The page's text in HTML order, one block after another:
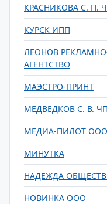
КРАСНИКОВА С. П.
КУРСК ИПП
ЛЕОНОВ
АГЕНТСТВО
МАЭСТРО-ПРИНТ
МЕДВЕДКОВ С. В. ЧП
МЕДИА-ПИЛОТ ООО
МИНУТКА
НАДЕЖДА
НОВИНКА ООО